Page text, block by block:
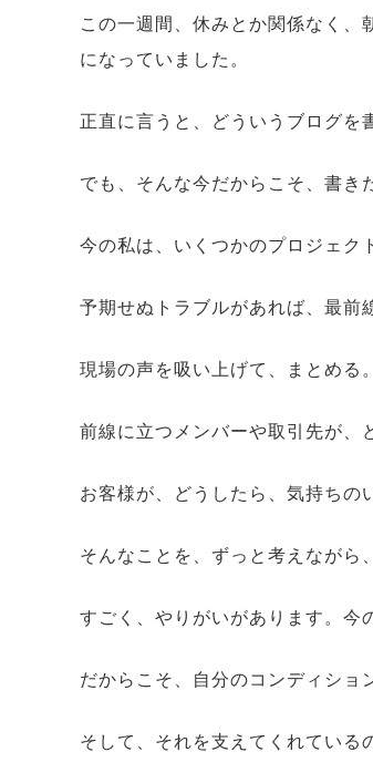
この一週間、休みとか関係なく、
になっていました。
正直に言うと、どういうブログを
でも、そんな今だからこそ、書き
今の私は、いくつかのプロジェク
予期せぬトラブルがあれば、最前
現場の声を吸い上げて、まとめる。
前線に立つメンバーや取引先が、
お客様が、どうしたら、気持ちの
そんなことを、ずっと考えながら
すごく、やりがいがあります。今
だからこそ、自分のコンディショ
そして、それを支えてくれている